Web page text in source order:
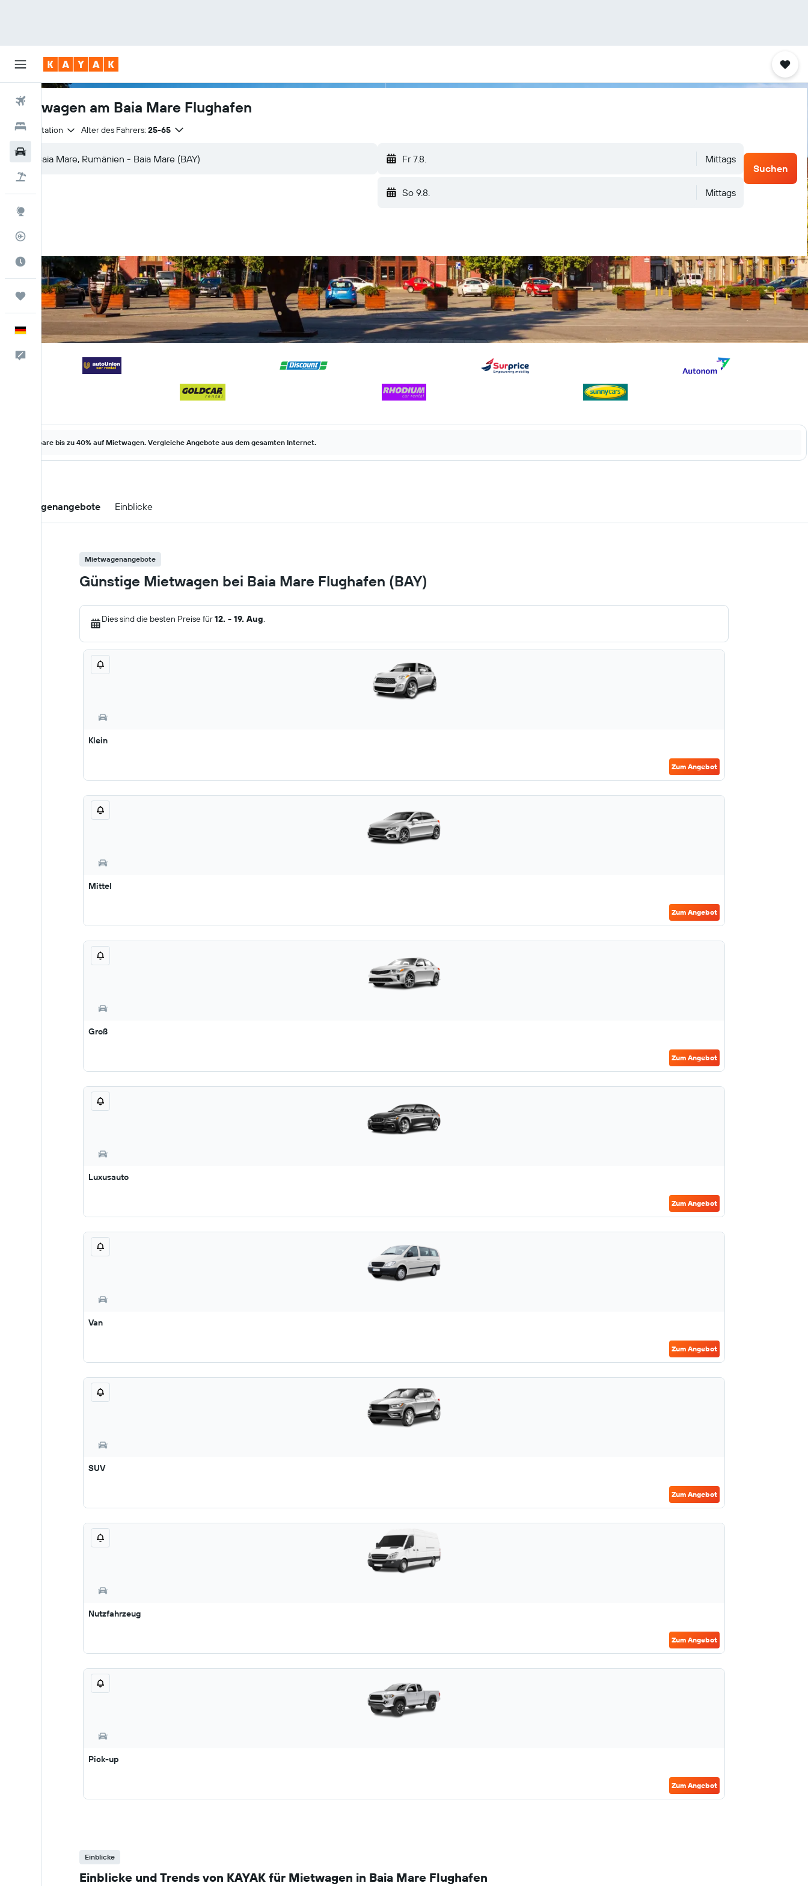
Hotels
Die beste Zeit zum Reisen
Trips
Mietwagen am Baia Mare Flughafen
Anmietstation Alter des Fahrers: 25-65
Fr 7.8. Mittags
So 9.8. Mittags
Suchen
Spare bis zu 40% auf Mietwagen. Vergleiche Angebote aus dem gesamten Internet.
Mietwagenangebote Einblicke
Mietwagenangebote
Günstige Mietwagen bei Baia Mare Flughafen (BAY)
Dies sind die besten Preise für12. - 19. Aug.
Klein
Zum Angebot
Mittel
Zum Angebot
Groß
Zum Angebot
Luxusauto
Zum Angebot
Van
Zum Angebot
SUV
Zum Angebot
Nutzfahrzeug
Zum Angebot
Pick-up
Zum Angebot
Einblicke
Einblicke und Trends von KAYAK für Mietwagen in Baia Mare Flughafen